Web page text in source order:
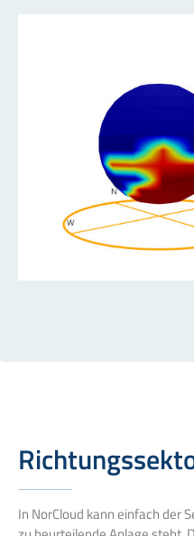
In NorCloud kann einfach der